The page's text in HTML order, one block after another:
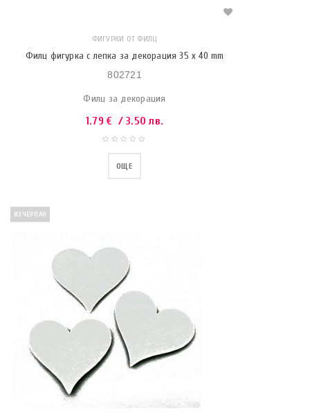
ФИГУРКИ ОТ ФИЛЦ
Филц фигурка с лепка за декорация 35 x 40 mm
802721
Филц за декорация
1.79€ / 3.50 лв.
ОЩЕ
ИЗЧЕРПАН